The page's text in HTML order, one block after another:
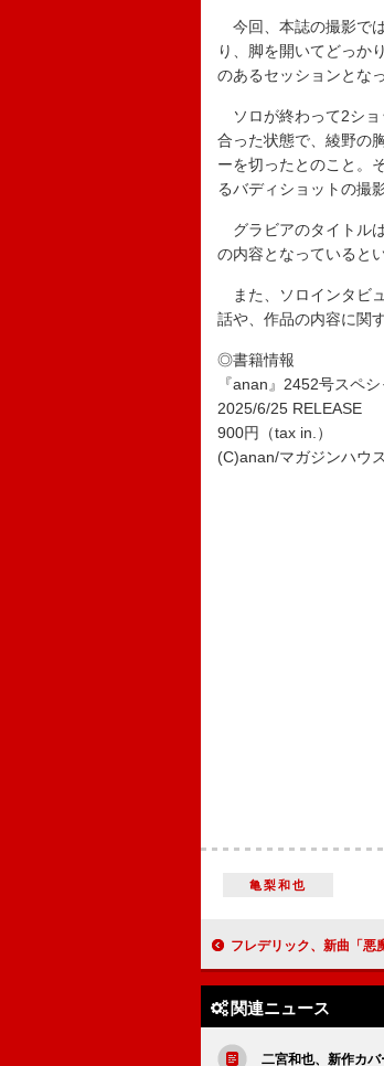
今回、本誌の撮影で
り、脚を開いてどっか
のあるセッションとな
ソロが終わって2ショ
合った状態で、綾野の
ーを切ったとのこと。
るバディショットの撮
グラビアのタイトル
の内容となっているとい
また、ソロインタビ
話や、作品の内容に関
◎書籍情報
『anan』2452号スペ
2025/6/25 RELEASE
900円（tax in.）
(C)anan/マガジンハウス
亀梨和也
フレデリック、新曲「悪魔」がドラマ
関連ニュース
二宮和也、新作カ